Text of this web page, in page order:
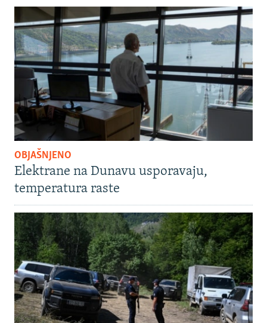
OBJAŠNJENO
Elektrane na Dunavu usporavaju,
temperatura raste